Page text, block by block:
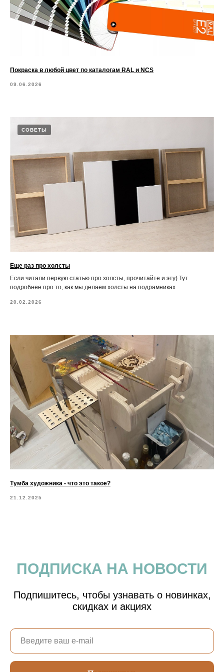
Покраска в любой цвет по каталогам RAL и NCS
09.06.2026
СОВЕТЫ
Еще раз про холсты
Если читали первую статью про холсты, прочитайте и эту) Тут
подробнее про то, как мы делаем холсты на подрамниках
20.02.2026
Тумба художника - что это такое?
21.12.2025
ПОДПИСКА НА НОВОСТИ
Подпишитесь, чтобы узнавать о новинках,
скидках и акциях